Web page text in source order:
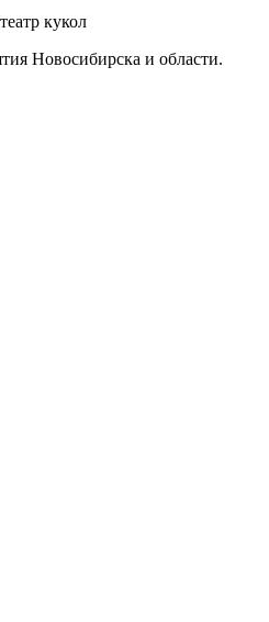
кукол
Новосибирска и области.